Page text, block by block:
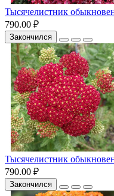
Тысячелистник
790.00 ₽
Закончился
Тысячелистник
790.00 ₽
Закончился